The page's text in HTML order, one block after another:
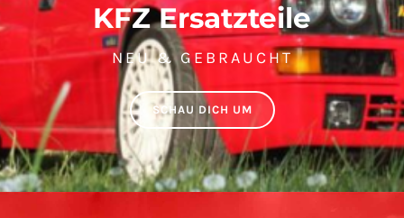
KFZ Ersatzteile
NEU & GEBRAUCHT
SCHAU DICH UM